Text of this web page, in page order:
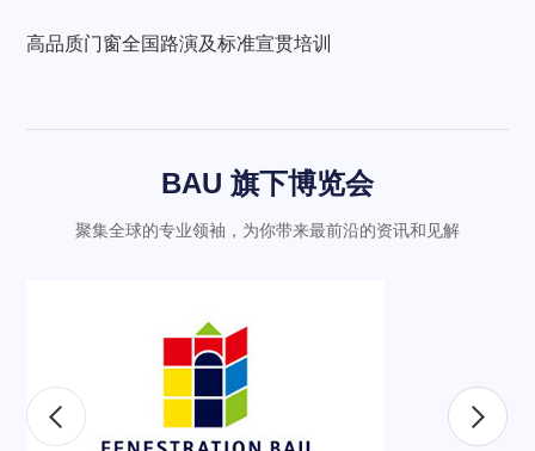
高品质门窗全国路演及标准宣贯培训
BAU 旗下博览会
聚集全球的专业领袖，为你带来最前沿的资讯和见解